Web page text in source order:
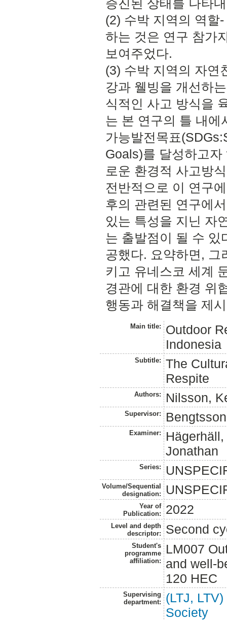
증진된 상태를 나타
(2) 수박 지역의 역할
하는 것은 연구 참가
보여주었다.
(3) 수박 지역의 자연
강과 웰빙을 개선하
식적인 사고 방식을
는 본 연구의 틀 내에
가능발전목표
Goals)를 달성하고
로운 환경적 사고방
전반적으로 이 연구
후의 관련된 연구에
있는 특성을 지닌 자
는 출발점이 될 수 있
공했다. 요약하면, 그
키고 유네스코 세계
경관에 대한 환경 위
행동과 해결책을 제
Main title:
Outdoor
Indonesia
Subtitle:
The
Respite
Authors: Nilsson,
Supervisor:
Examiner:
Jonathan
Series:
Volume/Sequential
designation:
Year of
Publication:
2022
Level and depth
descriptor:
Second
Student's
programme
affiliation:
LM007
and well-
120 HEC
Supervising
department:
(LTJ,
Society